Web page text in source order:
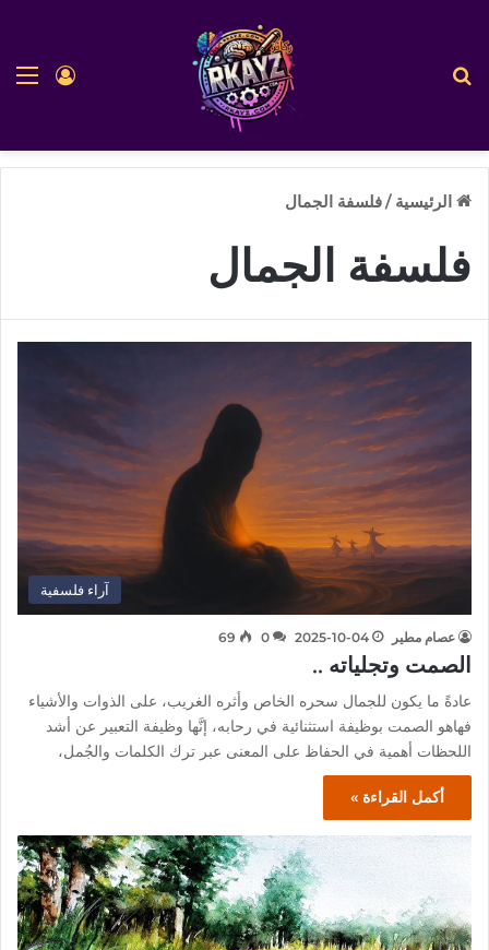
تسجيل
الرئيسية /فلسفة الجمال
فلسفة الجمال
آراء فلسفية
عصام مطير 2025-10-04
0
69
الصمت وتجلياته ..
عادةً ما يكون للجمال سحره الخاص وأثره الغريب، على الذوات والأشياء
فهاهو الصمت بوظيفة استثنائية في رحابه، إنَّها وظيفة التعبير عن أشد
اللحظات أهمية في الحفاظ على المعنى عبر ترك الكلمات والجُمل،
أكمل القراءة »